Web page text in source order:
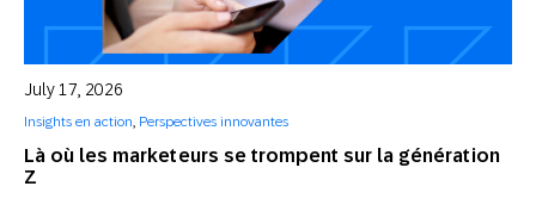
Là où les marketeurs se trompent sur la génération
Z
July 17, 2026
Insights en action, Perspectives innovantes